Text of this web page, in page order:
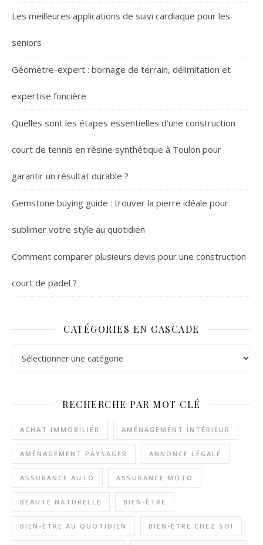
Les meilleures applications de suivi cardiaque pour les
seniors
Géomètre-expert : bornage de terrain, délimitation et
expertise foncière
Quelles sont les étapes essentielles d’une construction
court de tennis en résine synthétique à Toulon pour
garantir un résultat durable ?
Gemstone buying guide : trouver la pierre idéale pour
sublimer votre style au quotidien
Comment comparer plusieurs devis pour une construction
court de padel ?
CATÉGORIES EN CASCADE
RECHERCHE PAR MOT CLÉ
ACHAT IMMOBILIER AMÉNAGEMENT INTÉRIEUR
AMÉNAGEMENT PAYSAGER ANNONCE LÉGALE
ASSURANCE AUTO ASSURANCE MOTO
BEAUTÉ NATURELLE BIEN-ÊTRE
BIEN-ÊTRE AU QUOTIDIEN BIEN-ÊTRE CHEZ SOI